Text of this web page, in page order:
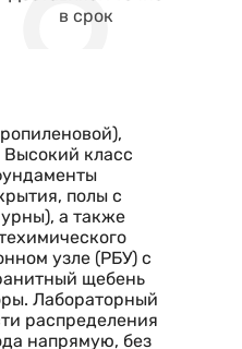
в срок
класс
полы с
а также
узле (РБУ) с
щебень
Лабораторный
распределения
напрямую, без